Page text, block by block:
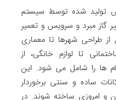
تولید شده توسط سیستم
گاز مبرد و سرویس و تعمیر
طراحی شهرها تا معماری
تا لوازم خانگی، از
ها را شامل می شود. این
ساده و سنتی برخوردار
و امروزی ساخته شوند. در